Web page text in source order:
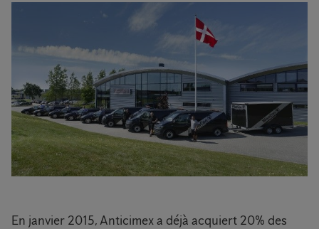
En janvier 2015, Anticimex a déjà acquiert 20% des